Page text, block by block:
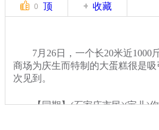
0 顶 收藏
7月26日，一个长20米近1000
商场为庆生而特制的大蛋糕很是
次见到。
【同期】(石家庄市民)(宝儿)你